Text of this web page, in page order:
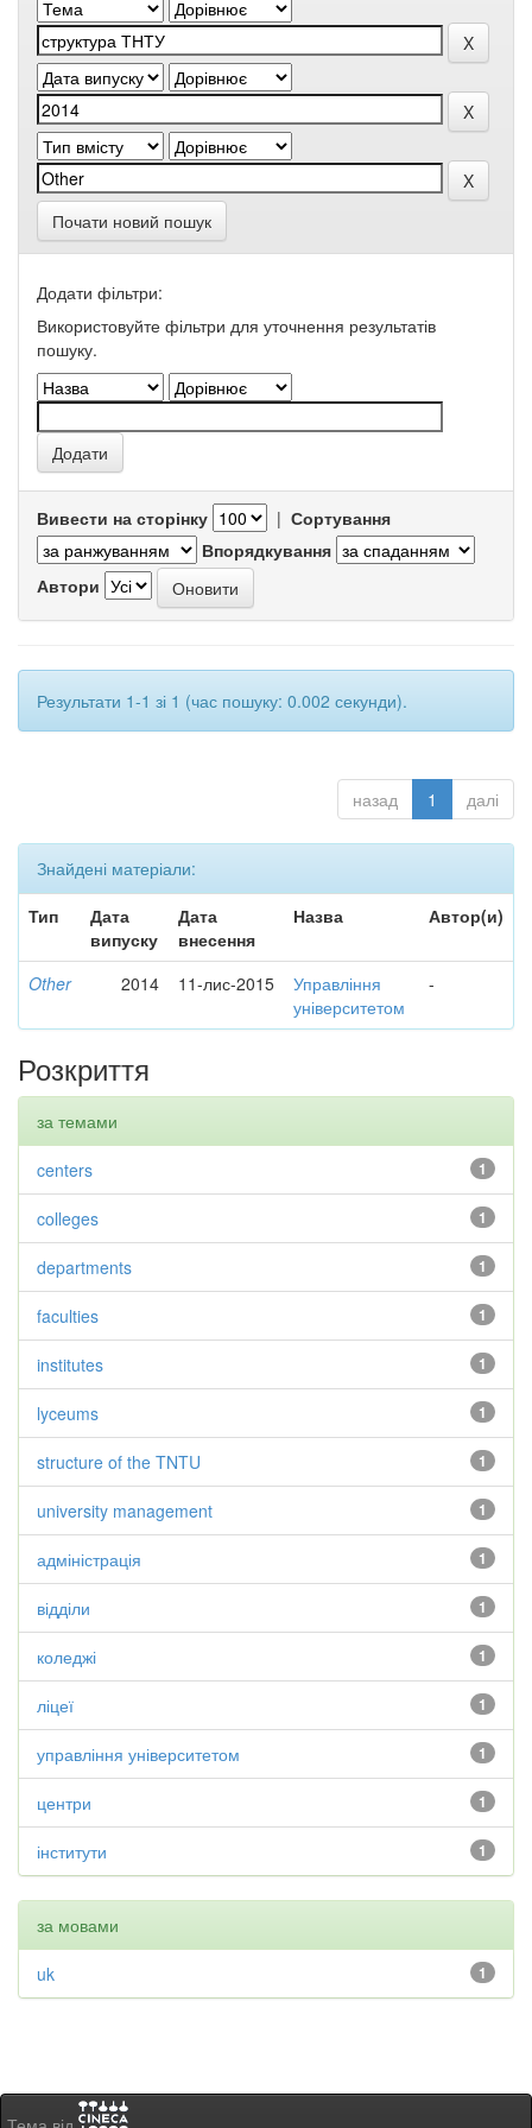
Почати новий пошук
Додати фільтри:
Використовуйте фільтри для уточнення результатів
пошуку.
Вивести на сторінку | Сортування
Впорядкування
Автори
Результати 1-1 зі 1 (час пошуку: 0.002 секунди).
назад 1 далі
Знайдені матеріали:
Тип
Дата
випуску
Дата
внесення
Назва Автор(и)
Other 2014 11-лис-2015
Управління
університетом
-
Розкриття
за темами
1
centers
1
colleges
1
departments
1
faculties
1
institutes
1
lyceums
1
structure of the TNTU
1
university management
1
адміністрація
1
відділи
1
коледжі
1
ліцеї
1
управління університетом
1
центри
1
інститути
за мовами
1
uk